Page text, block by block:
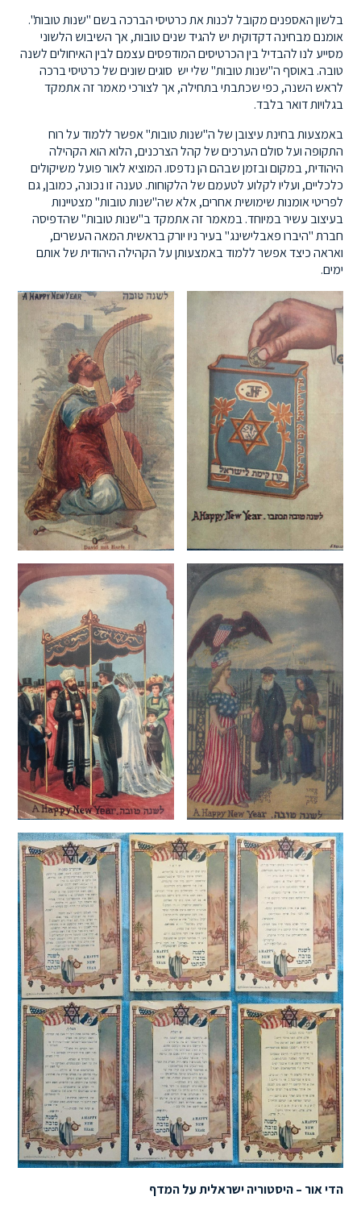
בלשון האספנים מקובל לכנות את כרטיסי הברכה בשם "שנות טובות".
אומנם מבחינה דקדוקית יש להגיד שנים טובות, אך השיבוש הלשוני
מסייע לנו להבדיל בין הכרטיסים המודפסים עצמם לבין האיחולים לשנה
טובה. באוסף ה"שנות טובות" שלי יש סוגים שונים של כרטיסי ברכה
לראש השנה, כפי שכתבתי בתחילה, אך לצורכי מאמר זה אתמקד
בגלויות דואר בלבד.
באמצעות בחינת עיצובן של ה"שנות טובות" אפשר ללמוד על רוח
התקופה ועל סולם הערכים של קהל הצרכנים, הלוא הוא הקהילה
היהודית, במקום ובזמן שבהם הן נדפסו. המוציא לאור פועל משיקולים
כלכליים, ועליו לקלוע לטעמם של הלקוחות. טענה זו נכונה, כמובן, גם
לפריטי אומנות שימושית אחרים, אלא שה"שנות טובות" מצטיינות
בעיצוב עשיר במיוחד. במאמר זה אתמקד ב"שנות טובות" שהדפיסה
חברת "היברו פאבלישינג" בעיר ניו יורק בראשית המאה העשרים,
ואראה כיצד אפשר ללמוד באמצעותן על הקהילה היהודית של אותם
ימים.
הדי אור – היסטוריה ישראלית על המדף